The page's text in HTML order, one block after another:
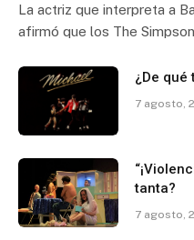
La actriz que interpreta a
afirmó que los The
¿De qué
7 agosto,
tanta?
7 agosto,